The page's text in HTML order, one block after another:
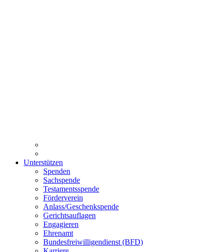
Unterstützen
Spenden
Sachspende
Testamentsspende
Förderverein
Anlass/Geschenkspende
Gerichtsauflagen
Engagieren
Ehrenamt
Bundesfreiwilligendienst (BFD)